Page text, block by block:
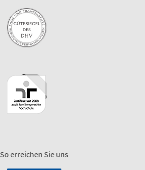
So erreichen Sie uns